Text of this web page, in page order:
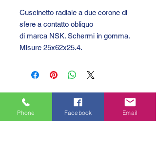
Cuscinetto radiale a due corone di
sfere a contatto obliquo
di marca NSK. Schermi in gomma.
Misure 25x62x25.4.
Phone Facebook Email